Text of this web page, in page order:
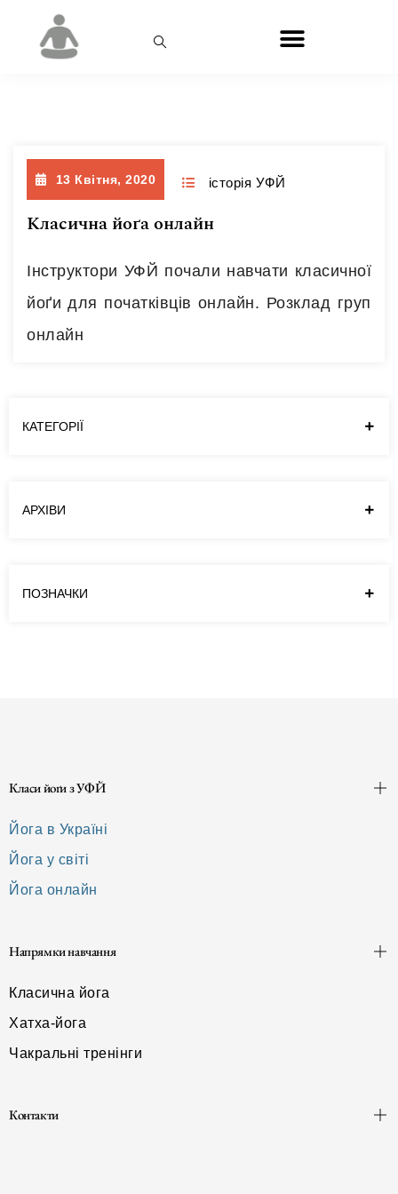
13 Квітня, 2020 історія УФЙ
Класична йоґа онлайн
Інструктори УФЙ почали навчати класичної
йоґи для початківців онлайн. Розклад груп
онлайн
КАТЕГОРІЇ
АРХІВИ
ПОЗНАЧКИ
Класи йоґи з УФЙ
Йога в Україні
Йога у світі
Йога онлайн
Напрямки навчання
Класична йога
Хатха-йога
Чакральні тренінги
Контакти